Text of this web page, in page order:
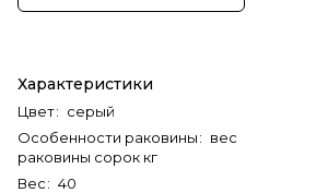
Характеристики
Цвет: серый
Особенности раковины: вес
раковины сорок кг
Вес: 40